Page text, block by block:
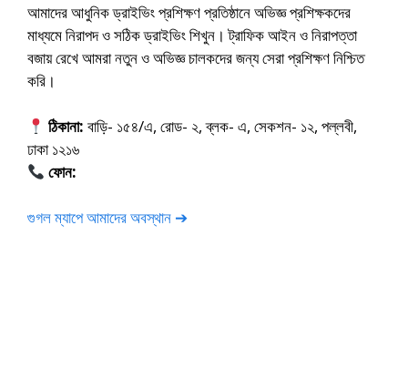
আমাদের আধুনিক ড্রাইভিং প্রশিক্ষণ প্রতিষ্ঠানে অভিজ্ঞ প্রশিক্ষকদের
মাধ্যমে নিরাপদ ও সঠিক ড্রাইভিং শিখুন। ট্রাফিক আইন ও নিরাপত্তা
বজায় রেখে আমরা নতুন ও অভিজ্ঞ চালকদের জন্য সেরা প্রশিক্ষণ নিশ্চিত
করি।
ঠিকানা: বাড়ি- ১৫৪/এ, রোড- ২, ব্লক- এ, সেকশন- ১২, পল্লবী,
ঢাকা ১২১৬
ফোন:
গুগল ম্যাপে আমাদের অবস্থান ➔